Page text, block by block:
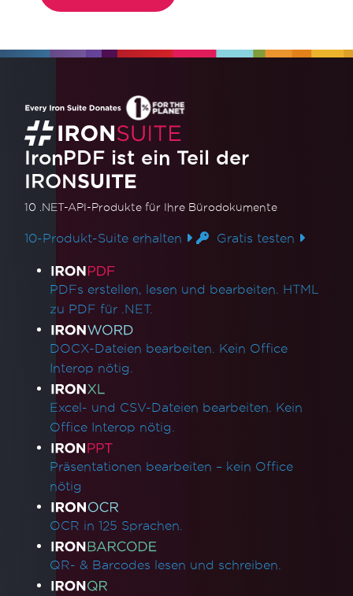
IronPDF ist ein Teil der
IRONSUITE
10 .NET-API-Produkte für Ihre Bürodokumente
10-Produkt-Suite erhalten Gratis testen
Produktlinks
PDFs erstellen, lesen und bearbeiten. HTML
zu PDF für .NET.
DOCX-Dateien bearbeiten. Kein Office
Interop nötig.
Excel- und CSV-Dateien bearbeiten. Kein
Office Interop nötig.
Präsentationen bearbeiten – kein Office
nötig
OCR in 125 Sprachen.
QR- & Barcodes lesen und schreiben.